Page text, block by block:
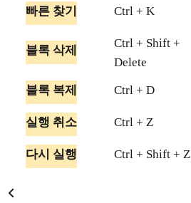
빠른 찾기 Ctrl + K
블록 삭제
Ctrl + Shift +
Delete
블록 복제 Ctrl + D
실행 취소 Ctrl + Z
다시 실행 Ctrl + Shift + Z